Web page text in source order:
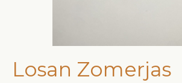
Losan Zomerjas